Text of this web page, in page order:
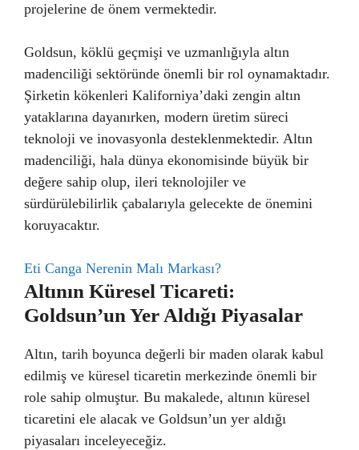
projelerine de önem vermektedir.
Goldsun, köklü geçmişi ve uzmanlığıyla altın
madenciliği sektöründe önemli bir rol oynamaktadır.
Şirketin kökenleri Kaliforniya’daki zengin altın
yataklarına dayanırken, modern üretim süreci
teknoloji ve inovasyonla desteklenmektedir. Altın
madenciliği, hala dünya ekonomisinde büyük bir
değere sahip olup, ileri teknolojiler ve
sürdürülebilirlik çabalarıyla gelecekte de önemini
koruyacaktır.
Eti Canga Nerenin Malı Markası?
Altının Küresel Ticareti:
Goldsun’un Yer Aldığı Piyasalar
Altın, tarih boyunca değerli bir maden olarak kabul
edilmiş ve küresel ticaretin merkezinde önemli bir
role sahip olmuştur. Bu makalede, altının küresel
ticaretini ele alacak ve Goldsun’un yer aldığı
piyasaları inceleyeceğiz.